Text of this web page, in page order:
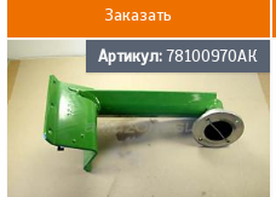
Заказать
Артикул:78100970АК